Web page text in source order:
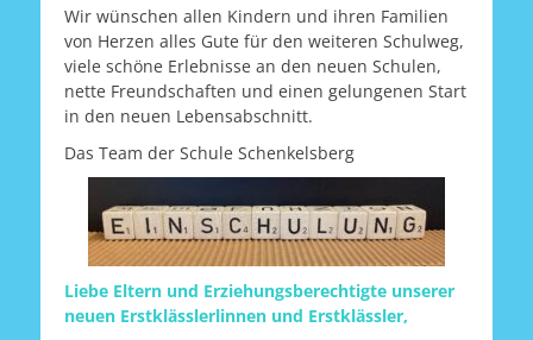
Wir wünschen allen Kindern und ihren Familien
von Herzen alles Gute für den weiteren Schulweg,
viele schöne Erlebnisse an den neuen Schulen,
nette Freundschaften und einen gelungenen Start
in den neuen Lebensabschnitt.
Das Team der Schule Schenkelsberg
Liebe Eltern und Erziehungsberechtigte unserer
neuen Erstklässlerlinnen und Erstklässler,